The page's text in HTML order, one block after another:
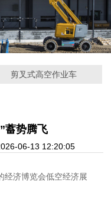
剪叉式高空作业车
蓄势腾飞
06-13 12:20:05
济博览会低空经济展